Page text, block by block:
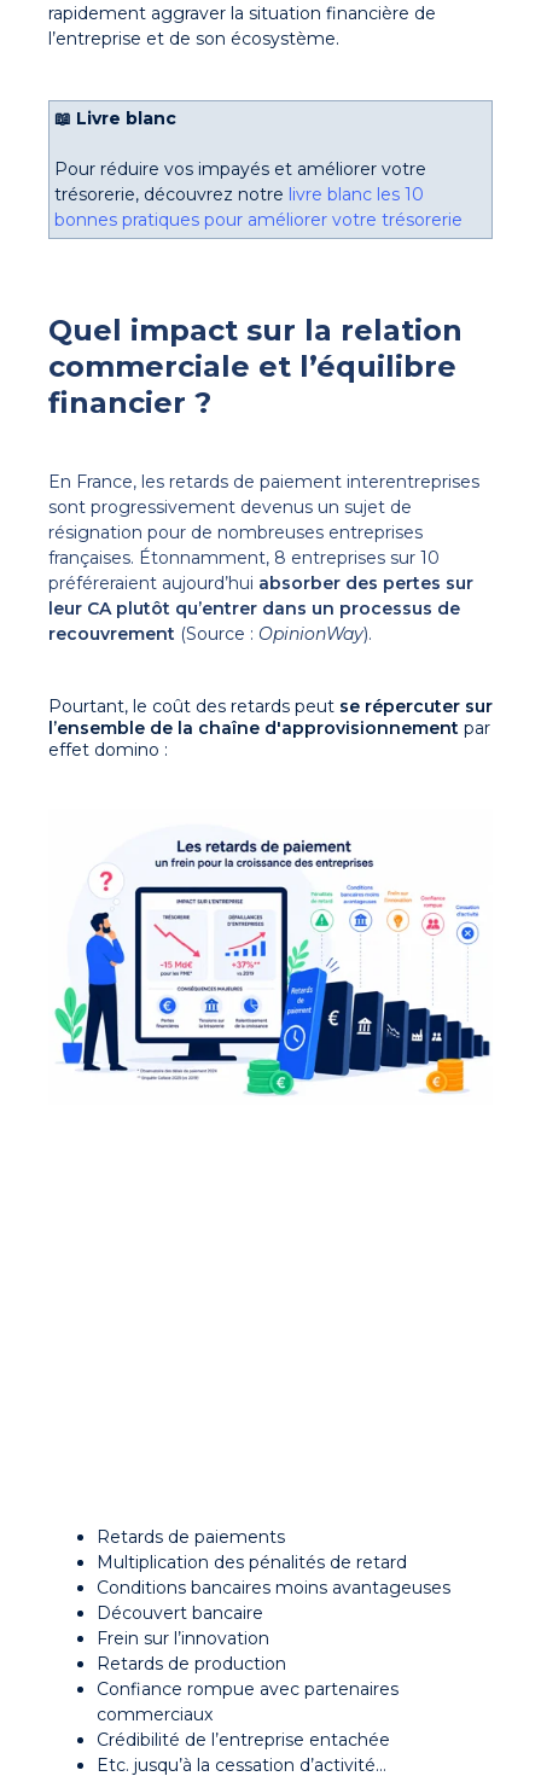
rapidement aggraver la situation financière de
l’entreprise et de son écosystème.
📖 Livre blanc
Pour réduire vos impayés et améliorer votre
trésorerie, découvrez notre livre blanc les 10
bonnes pratiques pour améliorer votre trésorerie
Quel impact sur la relation
commerciale et l’équilibre
financier ?
En France, les retards de paiement interentreprises
sont progressivement devenus un sujet de
résignation pour de nombreuses entreprises
françaises. Étonnamment, 8 entreprises sur 10
préféreraient aujourd’hui absorber des pertes sur
leur CA plutôt qu’entrer dans un processus de
recouvrement (Source : OpinionWay).
Pourtant, le coût des retards peut se répercuter sur
l’ensemble de la chaîne d'approvisionnement par
effet domino :
Retards de paiements
Multiplication des pénalités de retard
Conditions bancaires moins avantageuses
Découvert bancaire
Frein sur l’innovation
Retards de production
Confiance rompue avec partenaires
commerciaux
Crédibilité de l’entreprise entachée
Etc. jusqu’à la cessation d’activité…